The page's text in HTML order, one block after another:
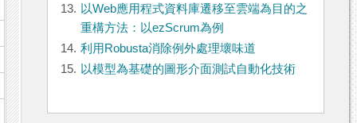
13. 以Web應用程式資料庫遷移至雲端為目的之
重構方法：以ezScrum為例
14. 利用Robusta消除例外處理壞味道
15. 以模型為基礎的圖形介面測試自動化技術